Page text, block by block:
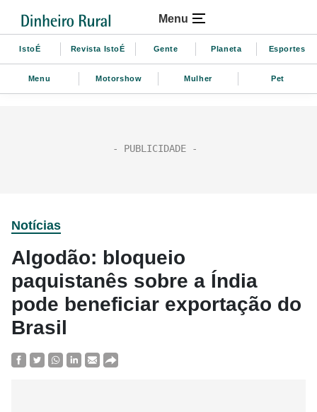
Menu
IstoÉ Revista IstoÉ Gente Planeta Esportes
Menu Motorshow Mulher Pet
Notícias
Algodão: bloqueio
paquistanês sobre a Índia
pode beneficiar exportação do
Brasil